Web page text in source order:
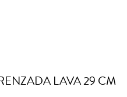
LAVA 29 CM